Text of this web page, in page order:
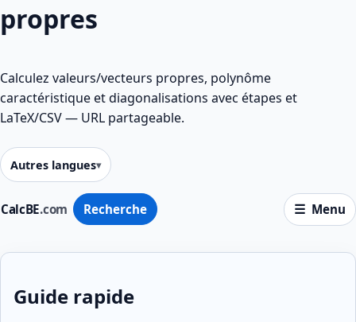
CalcBE.com Recherche Menu
propres
Calculez valeurs/vecteurs propres, polynôme
caractéristique et diagonalisations avec étapes et
LaTeX/CSV — URL partageable.
Autres langues
Guide rapide